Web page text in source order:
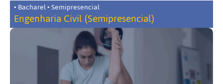
• Bacharel • Semipresencial
Engenharia Civil (Semipresencial)